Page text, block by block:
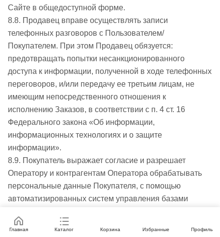
Сайте в общедоступной форме.
8.8. Продавец вправе осуществлять записи
телефонных разговоров с Пользователем/
Покупателем. При этом Продавец обязуется:
предотвращать попытки несанкционированного
доступа к информации, полученной в ходе телефонных
переговоров, и/или передачу ее третьим лицам, не
имеющим непосредственного отношения к
исполнению Заказов, в соответствии с п. 4 ст. 16
Федерального закона «Об информации,
информационных технологиях и о защите
информации».
8.9. Покупатель выражает согласие и разрешает
Оператору и контрагентам Оператора обрабатывать
персональные данные Покупателя, с помощью
автоматизированных систем управления базами
специально разработанных по поручению Оператора.
Главная Каталог Корзина Избранные Профиль